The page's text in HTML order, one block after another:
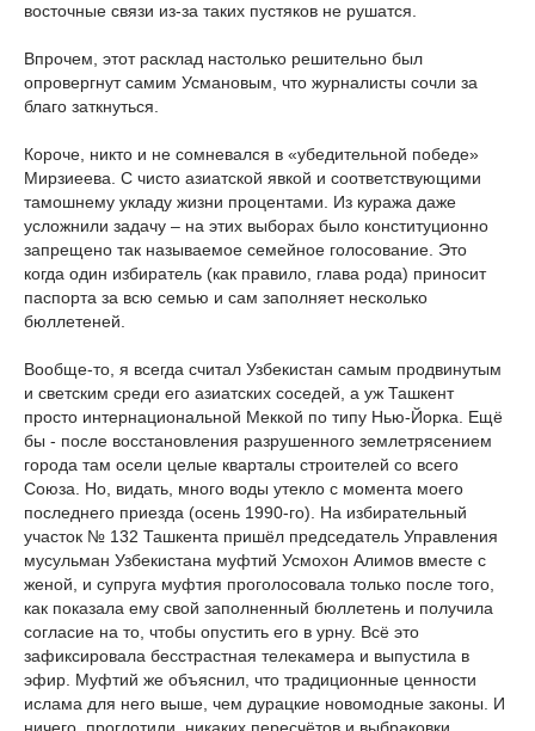
восточные связи из-за таких пустяков не рушатся.
Впрочем, этот расклад настолько решительно был
опровергнут самим Усмановым, что журналисты сочли за
благо заткнуться.
Короче, никто и не сомневался в «убедительной победе»
Мирзиеева. С чисто азиатской явкой и соответствующими
тамошнему укладу жизни процентами. Из куража даже
усложнили задачу – на этих выборах было конституционно
запрещено так называемое семейное голосование. Это
когда один избиратель (как правило, глава рода) приносит
паспорта за всю семью и сам заполняет несколько
бюллетеней.
Вообще-то, я всегда считал Узбекистан самым продвинутым
и светским среди его азиатских соседей, а уж Ташкент
просто интернациональной Меккой по типу Нью-Йорка. Ещё
бы - после восстановления разрушенного землетрясением
города там осели целые кварталы строителей со всего
Союза. Но, видать, много воды утекло с момента моего
последнего приезда (осень 1990-го). На избирательный
участок № 132 Ташкента пришёл председатель Управления
мусульман Узбекистана муфтий Усмохон Алимов вместе с
женой, и супруга муфтия проголосовала только после того,
как показала ему свой заполненный бюллетень и получила
согласие на то, чтобы опустить его в урну. Всё это
зафиксировала бесстрастная телекамера и выпустила в
эфир. Муфтий же объяснил, что традиционные ценности
ислама для него выше, чем дурацкие новомодные законы. И